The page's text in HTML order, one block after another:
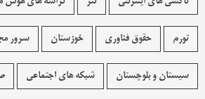
تورم حقوق فناوری خوزستان سرور
سیستان و بلوچستان شبکه های اجتماعی